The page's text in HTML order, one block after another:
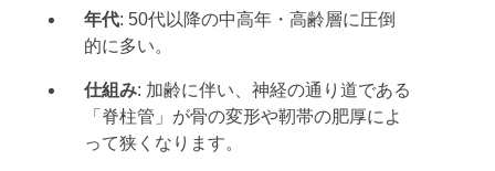
年代: 50代以降の中高年・高齢層に圧倒
的に多い。
仕組み: 加齢に伴い、神経の通り道である
「脊柱管」が骨の変形や靭帯の肥厚によ
って狭くなります。